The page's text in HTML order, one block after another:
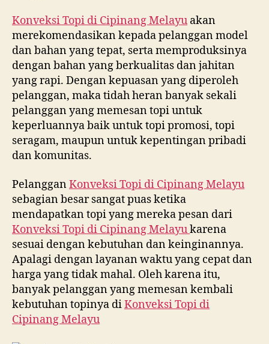
Konveksi Topi di Cipinang Melayu akan
merekomendasikan kepada pelanggan model
dan bahan yang tepat, serta memproduksinya
dengan bahan yang berkualitas dan jahitan
yang rapi. Dengan kepuasan yang diperoleh
pelanggan, maka tidah heran banyak sekali
pelanggan yang memesan topi untuk
keperluannya baik untuk topi promosi, topi
seragam, maupun untuk kepentingan pribadi
dan komunitas.
PelangganKonveksi Topi di Cipinang Melayu
sebagian besar sangat puas ketika
mendapatkan topi yang mereka pesan dari
Konveksi Topi di Cipinang Melayukarena
sesuai dengan kebutuhan dan keinginannya.
Apalagi dengan layanan waktu yang cepat dan
harga yang tidak mahal. Oleh karena itu,
banyak pelanggan yang memesan kembali
kebutuhan topinya diKonveksi Topi di
Cipinang Melayu